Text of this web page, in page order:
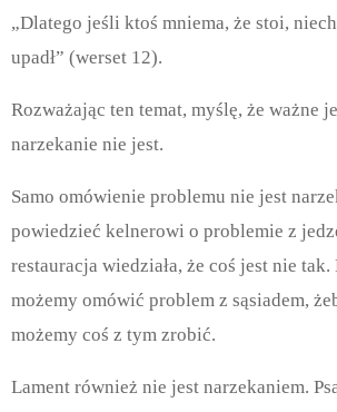
„Dlatego jeśli ktoś mniema, że stoi,
upadł” (werset 12).
Rozważając ten temat, myślę, że ważne
narzekanie nie jest.
Samo omówienie problemu nie jest
powiedzieć kelnerowi o problemie z
restauracja wiedziała, że coś jest nie tak.
możemy omówić problem z sąsiadem, ż
możemy coś z tym zrobić.
Lament również nie jest narzekaniem.